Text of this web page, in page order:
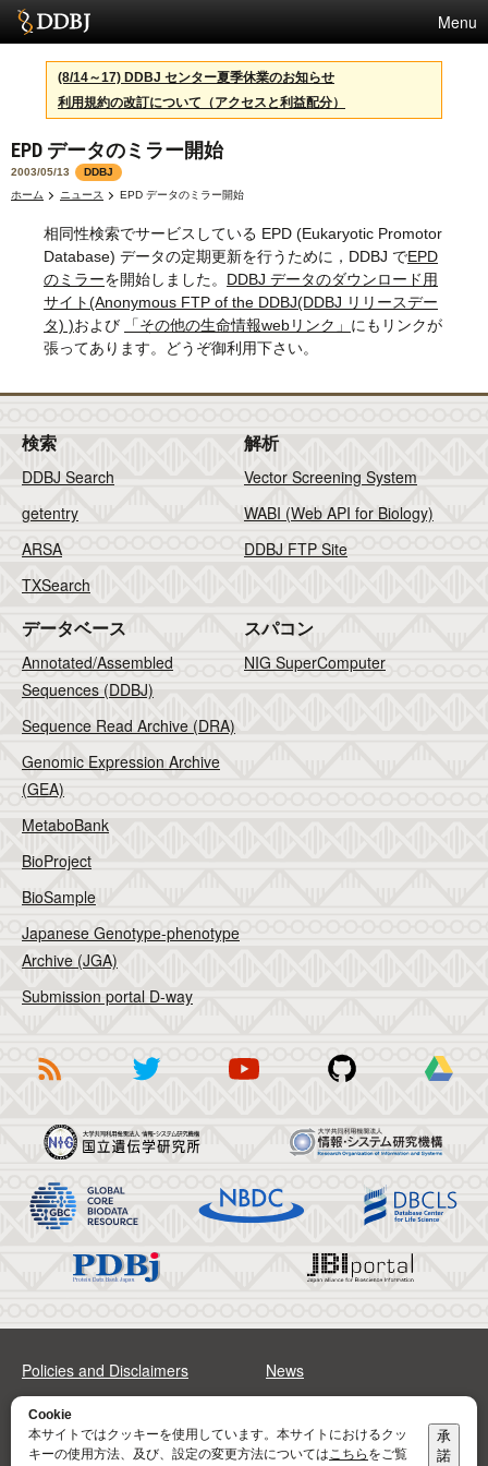
Menu
サービス
スパコン
統計
活動
センターについて
利用規約
(8/14～17) DDBJ センター夏季休業のお知らせ
利用規約の改訂について（アクセスと利益配分）
EPD データのミラー開始
2003/05/13
DDBJ
ホーム
ニュース EPD データのミラー開始
相同性検索でサービスしている EPD (Eukaryotic Promotor
Database) データの定期更新を行うために，DDBJ でEPD
のミラーを開始しました。 DDBJ データのダウンロード用
サイト(Anonymous FTP of the DDBJ(DDBJ リリースデー
タ) )および 「その他の生命情報webリンク」 にもリンクが
張ってあります。どうぞ御利用下さい。
検索
DDBJ Search
getentry
ARSA
TXSearch
解析
Vector Screening System
WABI (Web API for Biology)
DDBJ FTP Site
データベース
Annotated/Assembled
Sequences (DDBJ)
Sequence Read Archive (DRA)
Genomic Expression Archive
(GEA)
MetaboBank
BioProject
BioSample
Japanese Genotype-phenotype
Archive (JGA)
Submission portal D-way
スパコン
NIG SuperComputer
Policies and Disclaimers News
FAQs
Cookie
本サイトではクッキーを使用しています。本サイトにおけるクッ
キーの使用方法、及び、設定の変更方法についてはこちら をご覧
承
諾